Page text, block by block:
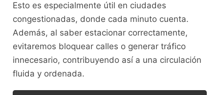
Esto‌ es especialmente útil en ​ciudades‍
congestionadas, donde⁣ cada minuto cuenta.
Además, al saber estacionar correctamente,
evitaremos bloquear calles o generar tráfico
innecesario, contribuyendo ‍así a ‌una circulación⁢
fluida y ordenada.